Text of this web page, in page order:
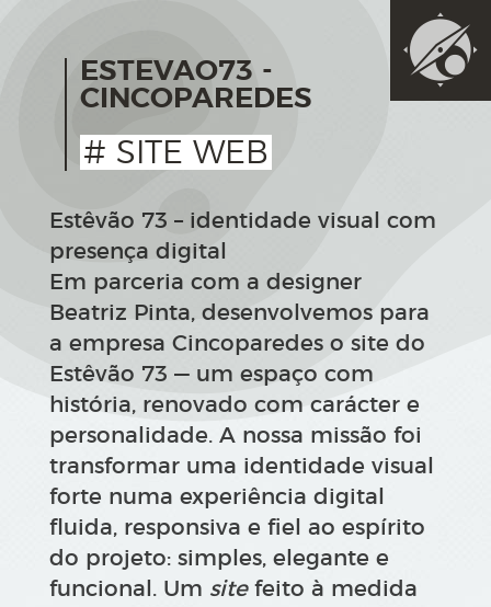
ESTEVAO73 -
CINCOPAREDES
# SITE WEB
Estêvão 73 – identidade visual com
presença digital
Em parceria com a designer
Beatriz Pinta, desenvolvemos para
a empresa Cincoparedes o site do
Estêvão 73 — um espaço com
história, renovado com carácter e
personalidade. A nossa missão foi
transformar uma identidade visual
forte numa experiência digital
fluida, responsiva e fiel ao espírito
do projeto: simples, elegante e
funcional. Um sitefeito à medida